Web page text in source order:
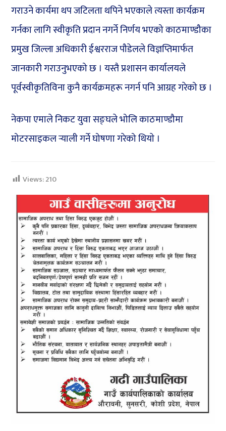
गराउने कार्यमा थप जटिलता थपिने भएकाले त्यस्ता कार्यक्रम
गर्नका लागि स्वीकृति प्रदान नगर्ने निर्णय भएको काठमाण्डौका
प्रमुख जिल्ला अधिकारी ईश्वरराज पौडेलले विज्ञप्तिमार्फत
जानकारी गराउनुभएको छ । यस्तै प्रशासन कार्यालयले
पूर्वस्वीकृतिविना कुनै कार्यक्रमहरू नगर्न पनि आग्रह गरेको छ ।
नेकपा एमाले निकट युवा सङ्घले भोलि काठमाण्डौमा
मोटरसाइकल र्‍याली गर्ने घोषणा गरेको थियाे ।
Views:210